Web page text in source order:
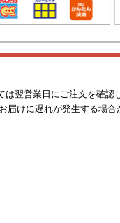
翌営業日にご注文を確認
けに遅れが発生する場合